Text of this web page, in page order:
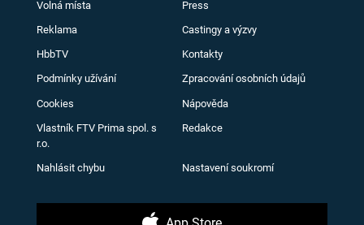
Volná místa Press
Reklama Castingy a výzvy
HbbTV Kontakty
Podmínky užívání Zpracování osobních údajů
Cookies Nápověda
Vlastník FTV Prima spol. s
r.o.
Redakce
Nahlásit chybu Nastavení soukromí